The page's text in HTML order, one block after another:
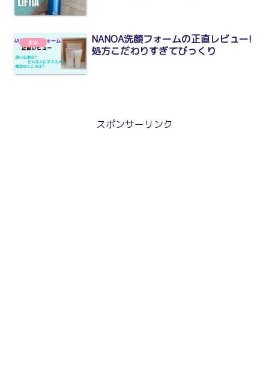
美容
NANOA洗顔フォームの正直レビュー!
処方こだわりすぎてびっくり
スポンサーリンク